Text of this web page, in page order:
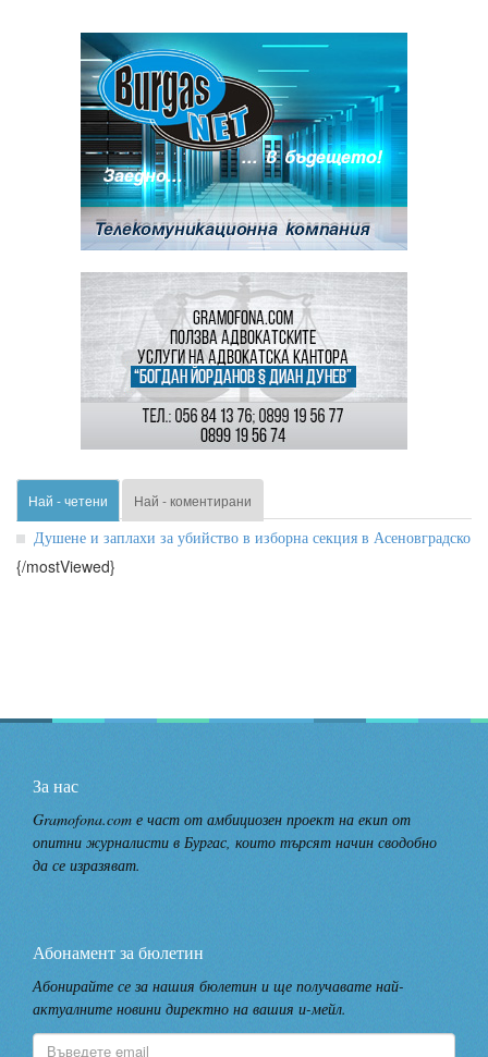
Най - четени Най - коментирани
Душене и заплахи за убийство в изборна секция в Асеновградско
{/mostViewed}
За нас
Gramofona.com е част от амбициозен проект на екип от
опитни журналисти в Бургас, които търсят начин сводобно
да се изразяват.
Абонамент за бюлетин
Абонирайте се за нашия бюлетин и ще получавате най-
актуалните новини директно на вашия и-мейл.